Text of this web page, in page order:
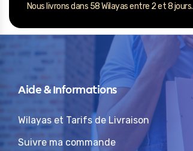
Nous livrons dans 58 Wilayas entre 2 et 8 jours.
Aide & Informations
Wilayas et Tarifs de Livraison
Suivre ma commande